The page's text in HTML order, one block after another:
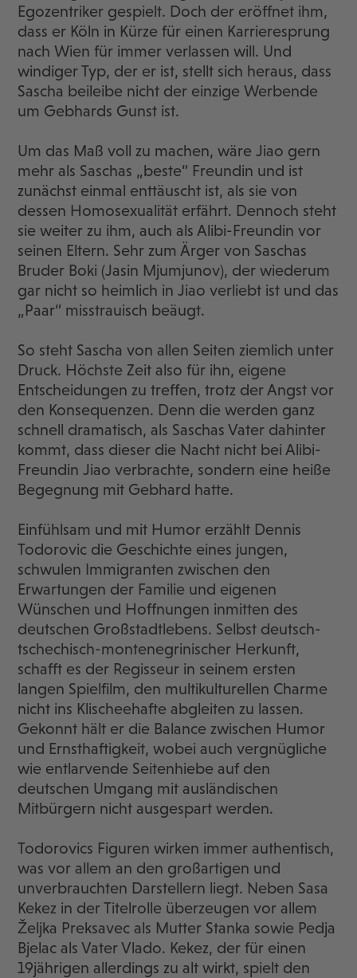
Egozentriker gespielt. Doch der eröffnet ihm,
dass er Köln in Kürze für einen Karrieresprung
nach Wien für immer verlassen will. Und
windiger Typ, der er ist, stellt sich heraus, dass
Sascha beileibe nicht der einzige Werbende
um Gebhards Gunst ist.
Um das Maß voll zu machen, wäre Jiao gern
mehr als Saschas „beste“ Freundin und ist
zunächst einmal enttäuscht ist, als sie von
dessen Homosexualität erfährt. Dennoch steht
sie weiter zu ihm, auch als Alibi-Freundin vor
seinen Eltern. Sehr zum Ärger von Saschas
Bruder Boki (Jasin Mjumjunov), der wiederum
gar nicht so heimlich in Jiao verliebt ist und das
„Paar“ misstrauisch beäugt.
So steht Sascha von allen Seiten ziemlich unter
Druck. Höchste Zeit also für ihn, eigene
Entscheidungen zu treffen, trotz der Angst vor
den Konsequenzen. Denn die werden ganz
schnell dramatisch, als Saschas Vater dahinter
kommt, dass dieser die Nacht nicht bei Alibi-
Freundin Jiao verbrachte, sondern eine heiße
Begegnung mit Gebhard hatte.
Einfühlsam und mit Humor erzählt Dennis
Todorovic die Geschichte eines jungen,
schwulen Immigranten zwischen den
Erwartungen der Familie und eigenen
Wünschen und Hoffnungen inmitten des
deutschen Großstadtlebens. Selbst deutsch-
tschechisch-montenegrinischer Herkunft,
schafft es der Regisseur in seinem ersten
langen Spielfilm, den multikulturellen Charme
nicht ins Klischeehafte abgleiten zu lassen.
Gekonnt hält er die Balance zwischen Humor
und Ernsthaftigkeit, wobei auch vergnügliche
wie entlarvende Seitenhiebe auf den
deutschen Umgang mit ausländischen
Mitbürgern nicht ausgespart werden.
Todorovics Figuren wirken immer authentisch,
was vor allem an den großartigen und
unverbrauchten Darstellern liegt. Neben Sasa
Kekez in der Titelrolle überzeugen vor allem
Željka Preksavec als Mutter Stanka sowie Pedja
Bjelac als Vater Vlado. Kekez, der für einen
19jährigen allerdings zu alt wirkt, spielt den